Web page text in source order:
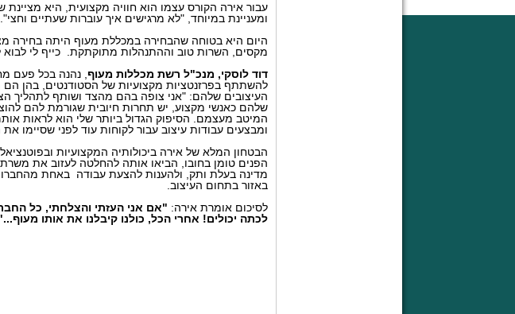
עבור אירה הקורס עצמו הוא חוויה מקצועית, היא
ומעניינת במיוחד, "לא מרגישים איך עוברות שעתיים וחצי".
היום היא בטוחה שהבחירה במכללת מעוף היתה בחירה
מקסים, השרות טוב וההתנהלות מתוקתקת. כייף לי לבוא
דוד לוסקי, מנכ"ל רשת מכללות מעוף , נהנה בכל פעם
להשתתף בפרזנטציות מקצועיות של הסטודנטים, בהן הם
העיצובים שלהם: "אני צופה בהם מהצד ושותף לתהליך
שלהם כאנשי מקצוע, יש תחרות חיובית שגורמת להם
המיטב מעצמם. הסיפוק הגדול ביותר שלי הוא לראות
ומבצעים עבודות עיצוב עבור לקוחות עוד לפני שסיימו את
הבטחון המלא של אירה ביכולותיה המקצועיות
הפנים טומן בחובו, הביאו אותה להחלטה לעזוב את
מדינה בעלת ותק, ולהענות להצעת עבודה באחת
באזור בתחום העיצוב.
לסיכום אומרת אירה: "אם אני העזתי והצלחתי, כל
לכתה יכולים! אחרי הכל, כולנו קיבלנו את אותו